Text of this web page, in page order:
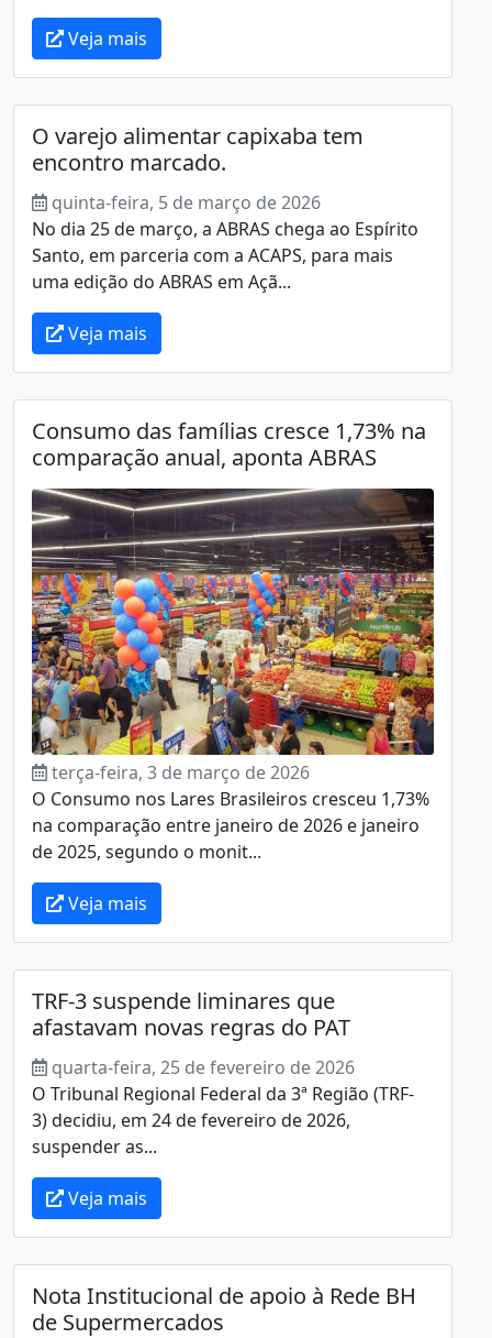
Veja mais
O varejo alimentar capixaba tem
encontro marcado.
quinta-feira, 5 de março de 2026
No dia 25 de março, a ABRAS chega ao Espírito
Santo, em parceria com a ACAPS, para mais
uma edição do ABRAS em Açã...
Veja mais
Consumo das famílias cresce 1,73% na
comparação anual, aponta ABRAS
terça-feira, 3 de março de 2026
O Consumo nos Lares Brasileiros cresceu 1,73%
na comparação entre janeiro de 2026 e janeiro
de 2025, segundo o monit...
Veja mais
TRF-3 suspende liminares que
afastavam novas regras do PAT
quarta-feira, 25 de fevereiro de 2026
O Tribunal Regional Federal da 3ª Região (TRF-
3) decidiu, em 24 de fevereiro de 2026,
suspender as...
Veja mais
Nota Institucional de apoio à Rede BH
de Supermercados